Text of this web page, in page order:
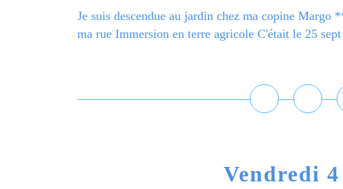
Je suis descendue au jardin chez ma copine
ma rue Immersion en terre agricole C'était le 25
Vendredi